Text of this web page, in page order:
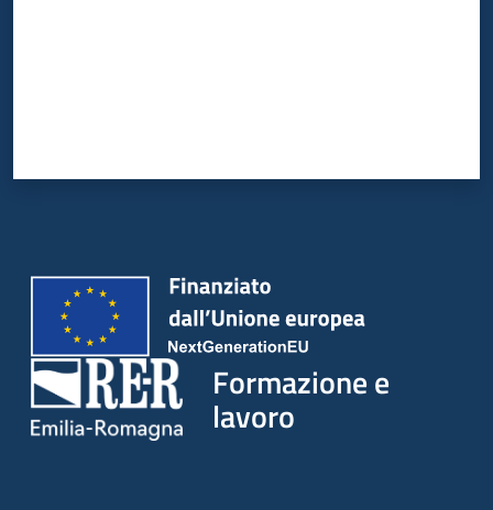
Formazione e
lavoro